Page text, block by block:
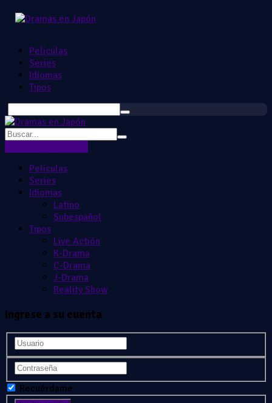
Peliculas
Series
Idiomas
Tipos
Peliculas
Series
Idiomas
Latino
Subespañol
Tipos
Live Actión
K-Drama
C-Drama
J-Drama
Reality Show
Ingrese a su cuenta
Recuérdame